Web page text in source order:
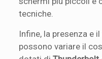
tecniche.
Infine, la presenza e
possono variare il